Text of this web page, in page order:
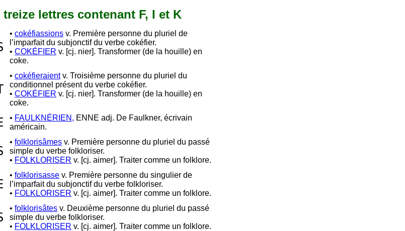
lettres contenant F, I et K
• cokéfiassions v. Première personne du pluriel de
l’imparfait du subjonctif du verbe cokéfier.
• COKÉFIER v. [cj. nier]. Transformer (de la houille) en
coke.
• cokéfieraientv. Troisième personne du pluriel du
conditionnel présent du verbe cokéfier.
• COKÉFIER v. [cj. nier]. Transformer (de la houille) en
coke.
• FAULKNÉRIEN, ENNE adj. De Faulkner, écrivain
américain.
• folklorisâmes v. Première personne du pluriel du passé
simple du verbe folkloriser.
• FOLKLORISER v. [cj. aimer]. Traiter comme un folklore.
• folklorisasse v. Première personne du singulier de
l’imparfait du subjonctif du verbe folkloriser.
• FOLKLORISER v. [cj. aimer]. Traiter comme un folklore.
• folklorisâtes v. Deuxième personne du pluriel du passé
simple du verbe folkloriser.
• FOLKLORISER v. [cj. aimer]. Traiter comme un folklore.